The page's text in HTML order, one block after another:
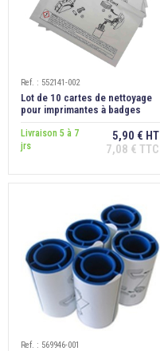
Compte client
Support
Blog
Contact
Ref. : 552141-002
Lot de 10 cartes de nettoyage
pour imprimantes à badges
Livraison 5 à 7
jrs
5,90 € HT
7,08 € TTC
Ref. : 569946-001